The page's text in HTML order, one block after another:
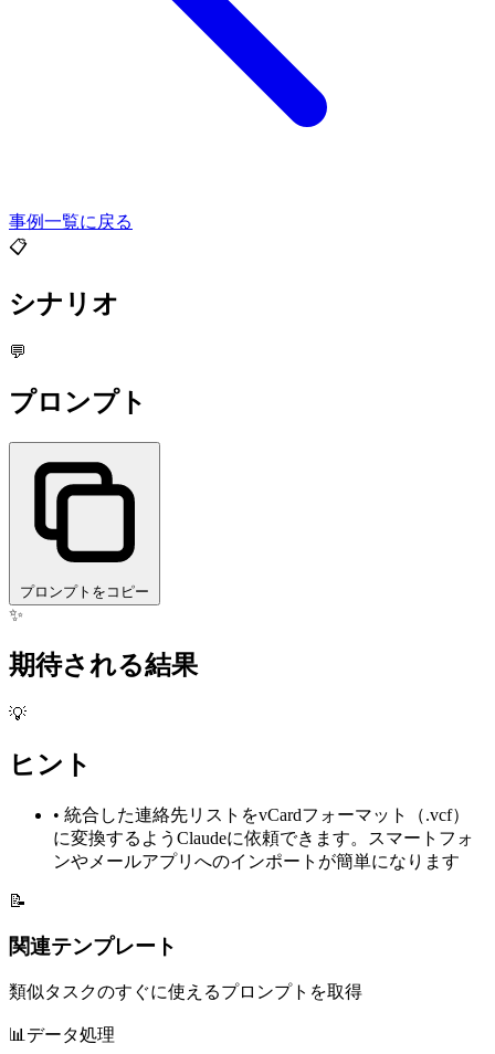
事例一覧に戻る
📋
シナリオ
💬
プロンプト
プロンプトをコピー
✨
期待される結果
💡
ヒント
• 統合した連絡先リストをvCardフォーマット（.vcf）
に変換するようClaudeに依頼できます。スマートフォ
ンやメールアプリへのインポートが簡単になります
📝
関連テンプレート
類似タスクのすぐに使えるプロンプトを取得
📊 データ処理